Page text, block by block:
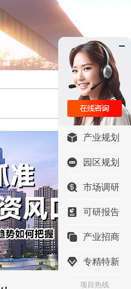
产业规划
园区规划
市场调研
可研报告
产业招商
专精特新
项目热线